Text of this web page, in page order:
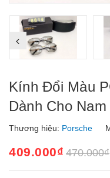
Kính Đổi Màu
Dành Cho
Thương hiệu: Porsche
409.000₫ 470.000₫